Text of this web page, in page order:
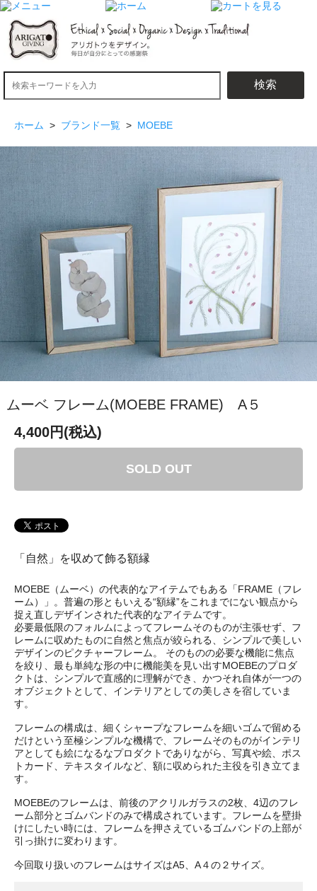
検索
ホーム > ブランド一覧 > MOEBE
ムーベ フレーム(MOEBE FRAME) A５
4,400円(税込)
SOLD OUT
「自然」を収めて飾る額縁
MOEBE（ムーベ）の代表的なアイテムでもある「FRAME（フレ
ーム）」。普遍の形ともいえる“額縁”をこれまでにない観点から
捉え直しデザインされた代表的なアイテムです。
必要最低限のフォルムによってフレームそのものが主張せず、フ
レームに収めたものに自然と焦点が絞られる、シンプルで美しい
デザインのピクチャーフレーム。 そのものの必要な機能に焦点
を絞り、最も単純な形の中に機能美を見い出すMOEBEのプロダ
クトは、シンプルで直感的に理解ができ、かつそれ自体が一つの
オブジェクトとして、インテリアとしての美しさを宿していま
す。
フレームの構成は、細くシャープなフレームを細いゴムで留める
だけという至極シンプルな機構で、フレームそのものがインテリ
アとしても絵になるなプロダクトでありながら、写真や絵、ポス
トカード、テキスタイルなど、額に収められた主役を引き立てま
す。
MOEBEのフレームは、前後のアクリルガラスの2枚、4辺のフレ
ーム部分とゴムバンドのみで構成されています。フレームを壁掛
けにしたい時には、フレームを押さえているゴムバンドの上部が
引っ掛けに変わります。
今回取り扱いのフレームはサイズはA5、A４の２サイズ。